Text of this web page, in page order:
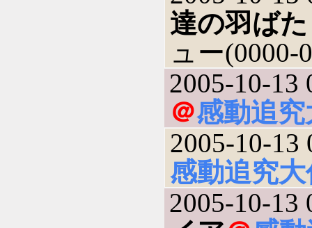
達の羽ば
ュー(0000-
2005-10-13
＠感動追
2005-10-13
感動追究
2005-10-13